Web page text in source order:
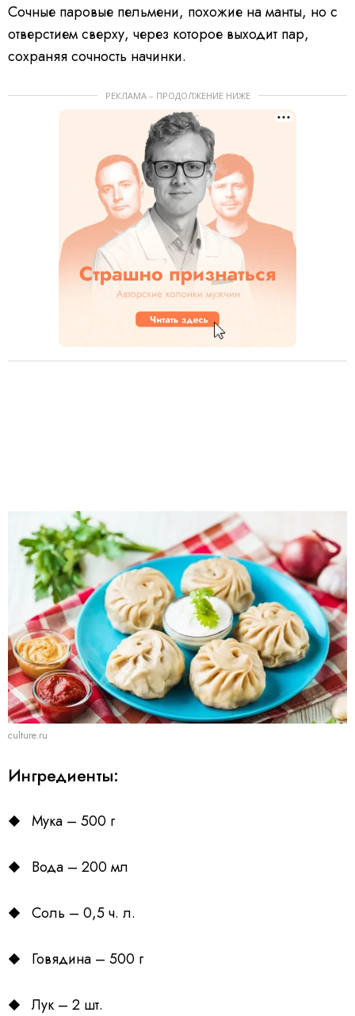
Сочные паровые пельмени, похожие на манты, но с
отверстием сверху, через которое выходит пар,
сохраняя сочность начинки.
РЕКЛАМА – ПРОДОЛЖЕНИЕ НИЖЕ
culture.ru
Ингредиенты:
Мука – 500 г
Вода – 200 мл
Соль – 0,5 ч. л.
Говядина – 500 г
Лук – 2 шт.